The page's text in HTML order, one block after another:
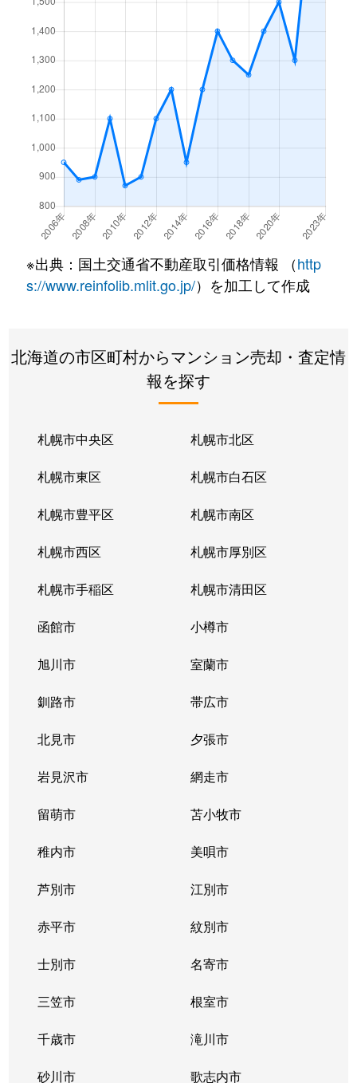
月寒東１条
福住
月寒東１条
3,400万円 福住
月寒東１条
3,500万円
月寒東１条
800万円
月寒東１条
1,900万円 福住
徒歩
月寒東１条
1,100万円 福住
月寒東２条
640万円 月寒中央
月寒東２条
2,500万円 福住
徒歩
2,800万円
月寒東２条
福住
月寒東２条
福住
月寒東３条
月寒中央
月寒東４条
月寒中央
月寒東４条
南郷7丁目
月寒東５条
南郷7丁目
豊平２条
東札幌
豊平２条
東札幌
豊平３条
学園前(札幌)
豊平４条
豊平公園
豊平４条
豊平公園
豊平４条
豊平公園
豊平６条
学園前(札幌)
豊平８条
学園前(札幌)
豊平８条
豊平公園
豊平９条
豊平公園
中の島１条
中の島
※出典：国土交通省不動産取引価格情報 （http
s://www.reinfolib.mlit.go.jp/）を加工して作成
北海道の市区町村からマンション売却・査定情
報を探す
札幌市中央区 札幌市北区
札幌市東区 札幌市白石区
札幌市豊平区 札幌市南区
札幌市西区 札幌市厚別区
札幌市手稲区 札幌市清田区
函館市 小樽市
旭川市 室蘭市
釧路市 帯広市
北見市 夕張市
岩見沢市 網走市
留萌市 苫小牧市
稚内市 美唄市
芦別市 江別市
赤平市 紋別市
士別市 名寄市
三笠市 根室市
千歳市 滝川市
砂川市 歌志内市